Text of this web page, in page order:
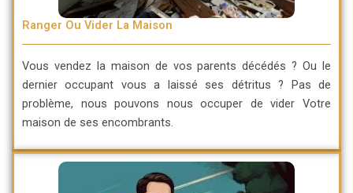
Ranger Ou Vider La Maison
Vous vendez la maison de vos parents décédés ? Ou le
dernier occupant vous a laissé ses détritus ? Pas de
problème, nous pouvons nous occuper de vider Votre
maison de ses encombrants.